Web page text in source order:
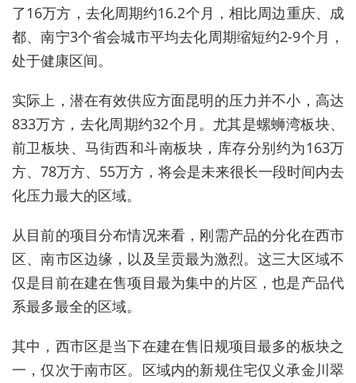
了16万方，去化周期约16.2个月，相比周边重庆、成
都、南宁3个省会城市平均去化周期缩短约2-9个月，
处于健康区间。
实际上，潜在有效供应方面昆明的压力并不小，高达
833万方，去化周期约32个月。尤其是螺蛳湾板块、
前卫板块、马街西和斗南板块，库存分别约为163万
方、78万方、55万方，将会是未来很长一段时间内去
化压力最大的区域。
从目前的项目分布情况来看，刚需产品的分化在西市
区、南市区边缘，以及呈贡最为激烈。这三大区域不
仅是目前在建在售项目最为集中的片区，也是产品代
系最多最全的区域。
其中，西市区是当下在建在售旧规项目最多的板块之
一，仅次于南市区。区域内的新规住宅仅义承金川翠